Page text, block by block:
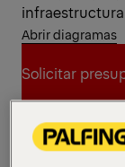
Abrir diagramas
Solicitar
Solicitar
Encontrar